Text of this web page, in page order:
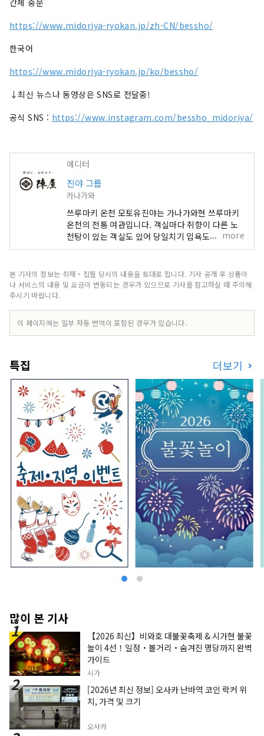
https://www.midoriya-ryokan.jp/zh-CN/bessho/
한국어
https://www.midoriya-ryokan.jp/ko/bessho/
↓최신 뉴스나 동영상은 SNS로 전달중!
공식 SNS : https://www.instagram.com/bessho_midoriya/
에디터
진야 그룹
카나가와
쓰루마키 온천 모토유진야는 가나가와현 쓰루마키
온천의 전통 여관입니다. 객실마다 취향이 다른 노
천탕이 있는 객실도 있어 당일치기 입욕도 즐길 수
있습니다. 도쿄 하코네의 중간지인 쓰루마키 온천역
개하는 브랜드 「미도리야」는, 세계적 정원 디자
이너 이시하라 카즈유키씨와 콜라보레이션한 료칸,
관 「유무라 온천 미도리야」는 세계적 정원 디자이
너 이시하라 와코 프로듀스. 전세 정원이있는 노천
공간입니다. 2023년 7월에 미키하우스 총연 “웰컴
베이비의 숙소” 인정. 아기・아이 동반도 안심하고
편히 쉬실 수 있습니다. 공식HP：
https://www.midoriya-ryokan.jp/yumura/
효고현 미카타군 신온천초탕 1326 ・베쓰쇼 온천
미도리야 나가노현 우에다시 벳쇼 온천에 2023년
8월 그랜드 오픈. 세계적 정원 디자이너 이시하라
카즈유키씨 감수. 이시하라 씨가 영국 첼시 플라워
쇼에서 금메달을 수상한 정원을 재현. 사계절의 정
원 풍경을 즐길 수 있는, 내탕과 노천탕이 세트가 된
3개의 전세 전용 목욕탕은 원천에 걸쳐서 즐길 수 있
습니다. 저녁 식사는 계절 회석을 준비. 초록에 둘러
싸인 공간에서 보내는 극상의 "편안 시간". 가족이
나 동료와 방문하는 것은 물론, 혼자 여행에도 추천
입니다. 공식 HP：https://www.midoriya-
ryokan.jp/bessho/ 나가노현 우에다시 벳쇼 온
천 225 진야 그룹에서는 일본 전국의 여관의 경영
개혁과 지방 창생에 공헌하는 사업을 폭넓게 전개하
고 있습니다. ■진야 커넥트 사업 호텔, 여관용 클라
https://satoyama.jinya-connect.com/
more
본 기사의 정보는 취재・집필 당시의 내용을 토대로 합니다. 기사 공개 후 상품이
나 서비스의 내용 및 요금이 변동되는 경우가 있으므로 기사를 참고하실 때 주의해
주시기 바랍니다.
이 페이지에는 일부 자동 번역이 포함된 경우가 있습니다.
특집 더보기
많이 본 기사
【2026 최신】비와호 대불꽃축제 & 시가현 불꽃
놀이 4선！일정・볼거리・숨겨진 명당까지 완벽
가이드
시가
[2026년 최신 정보] 오사카 난바역 코인 락커 위
치, 가격 및 크기
오사카